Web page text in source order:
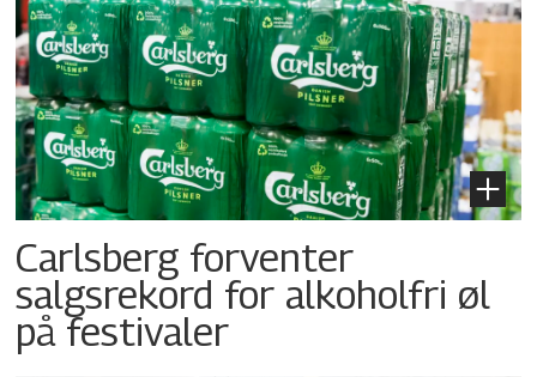
Carlsberg forventer
salgsrekord for alkoholfri øl
på festivaler